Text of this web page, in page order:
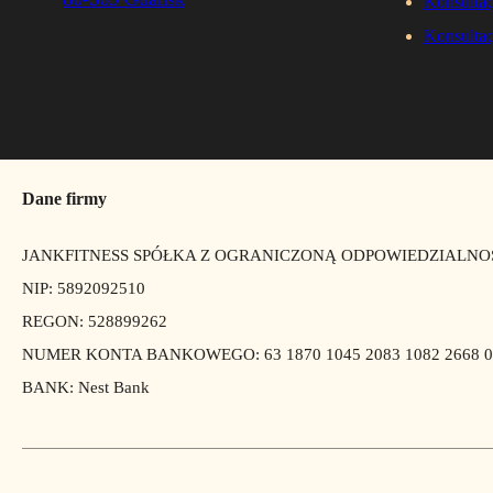
Dane firmy
JANKFITNESS SPÓŁKA Z OGRANICZONĄ
NIP: 5892092510
REGON: 528899262
NUMER KONTA BANKOWEGO: 63 1870 1045 2083 1082 2668
BANK: Nest Bank